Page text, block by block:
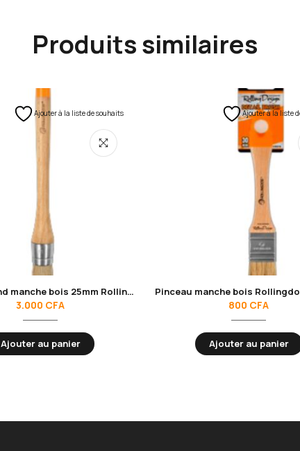
Produits similaires
Ajouter à la liste de souhaits
Pinceau rond manche bois 25mm Rollingdog 10684
3.000 CFA
Ajouter au panier
Ajouter à la liste
800 CFA
Ajouter au panier